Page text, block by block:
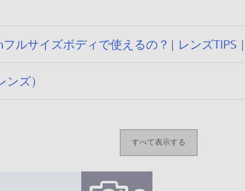
ルサイズボディで使えるの？| レンズTIPS
ズ）
すべて表示する